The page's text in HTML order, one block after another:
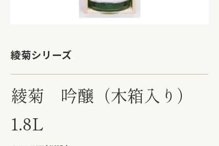
綾菊シリーズ
綾菊 吟醸（木箱入り）
1.8L